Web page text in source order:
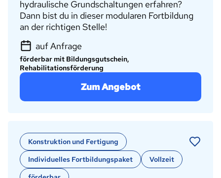
hydraulische Grundschaltungen erfahren?
Dann bist du in dieser modularen Fortbildung
an der richtigen Stelle!
auf Anfrage
förderbar mit Bildungsgutschein,
Rehabilitationsförderung
Zum Angebot
Konstruktion und Fertigung
Individuelles Fortbildungspaket
Vollzeit